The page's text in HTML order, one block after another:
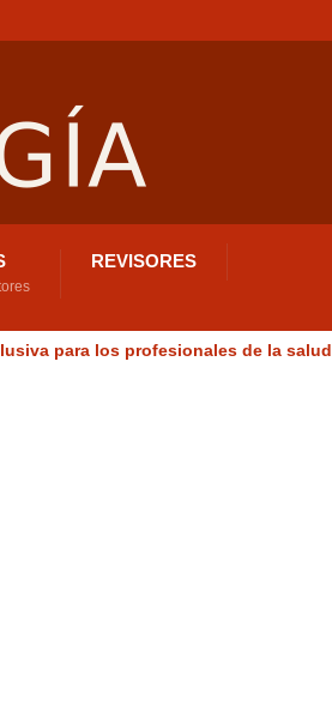
REVISORES
para los profesionales de la salud